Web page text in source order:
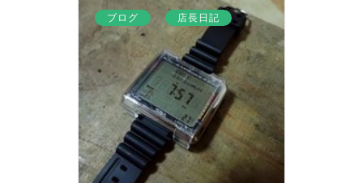
ブログ 、 店長日記